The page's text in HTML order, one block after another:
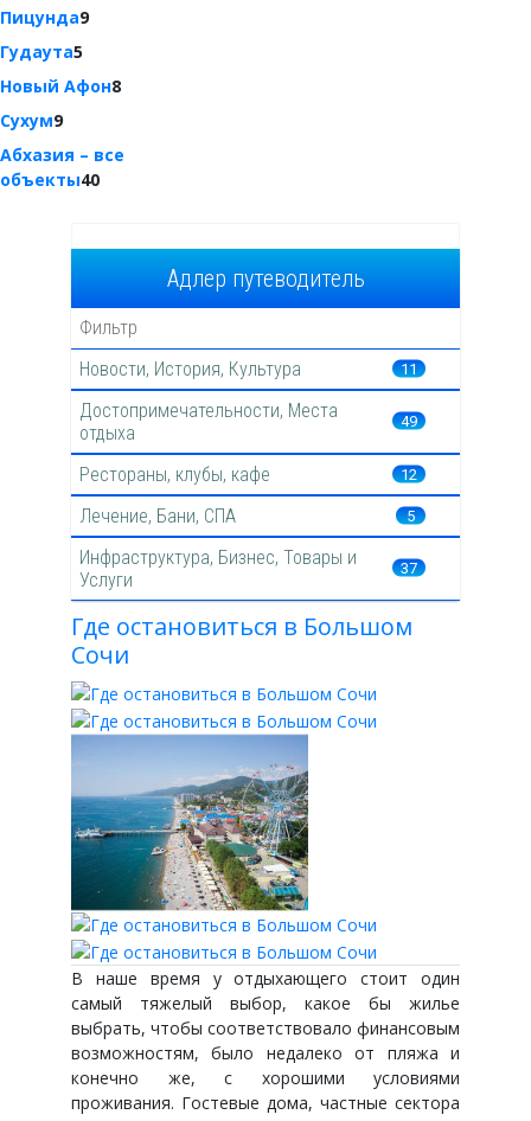
Пицунда9
Гудаута5
Новый Афон8
Сухум9
Абхазия – все
объекты40
Адлер путеводитель
Новости, История, Культура 11
Достопримечательности, Места
отдыха
49
Рестораны, клубы, кафе 12
Лечение, Бани, СПА 5
Инфраструктура, Бизнес, Товары и
Услуги
37
Где остановиться в Большом
Сочи
В наше время у отдыхающего стоит один
самый тяжелый выбор, какое бы жилье
выбрать, чтобы соответствовало финансовым
возможностям, было недалеко от пляжа и
конечно же, с хорошими условиями
проживания. Гостевые дома, частные сектора